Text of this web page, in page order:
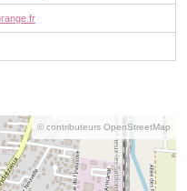
© contributeurs OpenStreetMap